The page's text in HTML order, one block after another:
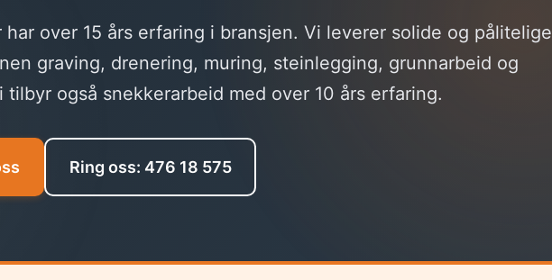
har over 15 års erfaring i bransjen. Vi leverer solide og pålitelige
graving, drenering, muring, steinlegging, grunnarbeid og
tilbyr også snekkerarbeid med over 10 års erfaring.
Ring oss: 476 18 575